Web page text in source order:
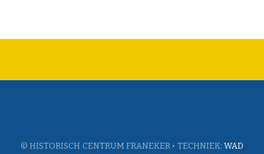
© HISTORISCH CENTRUM FRANEKER • TECHNIEK: WAD